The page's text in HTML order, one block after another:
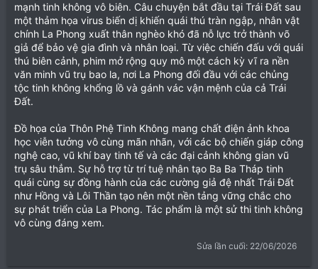
mạnh tinh không vô biên. Câu chuyện bắt đầu tại Trái Đất sau
một thảm họa virus biến dị khiến quái thú tràn ngập, nhân vật
chính La Phong xuất thân nghèo khó đã nỗ lực trở thành võ
giả để bảo vệ gia đình và nhân loại. Từ việc chiến đấu với quái
thú biên cảnh, phim mở rộng quy mô một cách kỳ vĩ ra nền
văn minh vũ trụ bao la, nơi La Phong đối đầu với các chủng
tộc tinh không khổng lồ và gánh vác vận mệnh của cả Trái
Đất.
Đồ họa của Thôn Phệ Tinh Không mang chất điện ảnh khoa
học viễn tưởng vô cùng mãn nhãn, với các bộ chiến giáp công
nghệ cao, vũ khí bay tinh tế và các đại cảnh không gian vũ
trụ sâu thẳm. Sự hỗ trợ từ trí tuệ nhân tạo Ba Ba Tháp tinh
quái cùng sự đồng hành của các cường giả đệ nhất Trái Đất
như Hồng và Lôi Thần tạo nên một nền tảng vững chắc cho
sự phát triển của La Phong. Tác phẩm là một sử thi tinh không
vô cùng đáng xem.
Sửa lần cuối: 22/06/2026